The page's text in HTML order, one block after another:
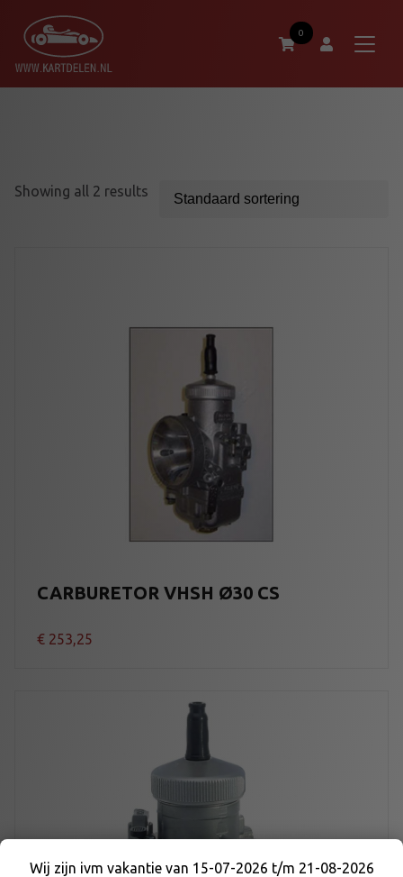
0
Showing all 2 results
CARBURETOR VHSH Ø30 CS
€ 253,25
Wij zijn ivm vakantie van 15-07-2026 t/m 21-08-2026